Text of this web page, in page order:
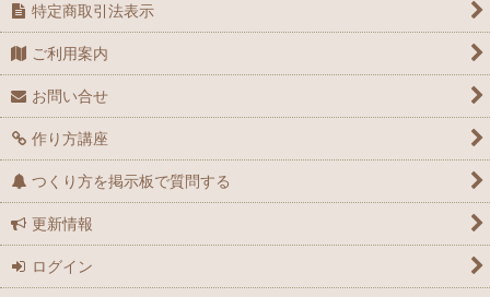
特定商取引法表示
ご利用案内
お問い合せ
作り方講座
つくり方を掲示板で質問する
更新情報
ログイン